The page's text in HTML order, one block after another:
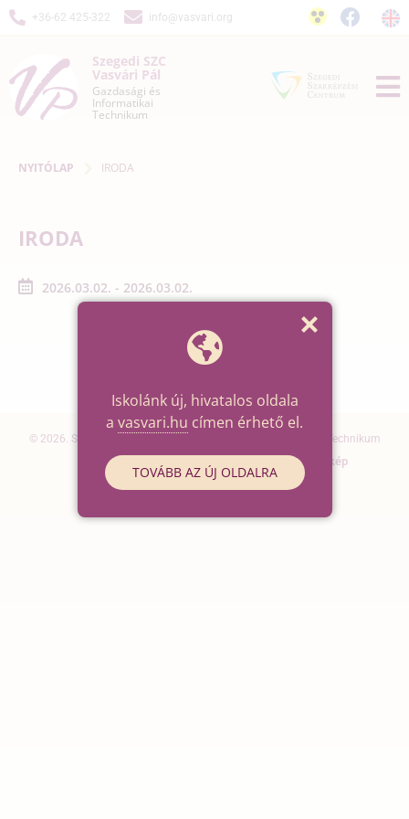
+36-62 425-322 info@vasvari.org
Szegedi SZC
Vasvári Pál
Gazdasági és
Informatikai
Technikum
NYITÓLAP IRODA
IRODA
2026.03.02. - 2026.03.02.
© 2026. Szegedi SZC Vasvári Pál Gazdasági és Informatikai Technikum
Elérhetőségek Oldaltérkép
Iskolánk új, hivatalos oldala
a vasvari.hu címen érhető el.
TOVÁBB AZ ÚJ OLDALRA